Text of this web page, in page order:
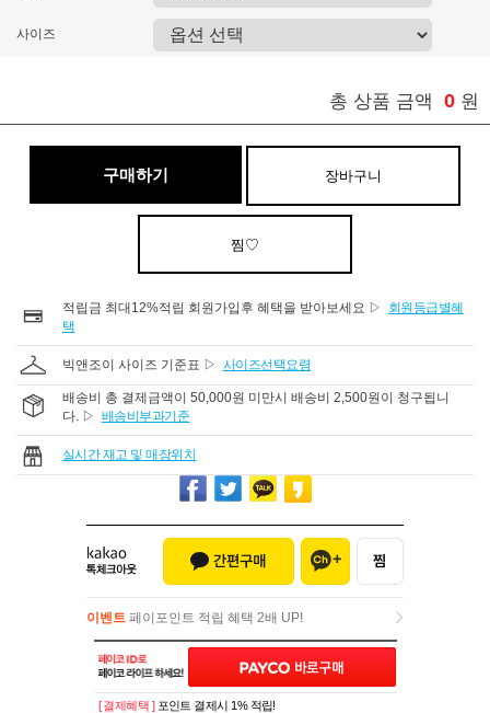
사이즈
총 상품 금액 0 원
구매하기 장바구니
찜♡
적립금 최대12%적립 회원가입후 혜택을 받아보세요 ▷
회원등급별혜
택
빅앤조이 사이즈 기준표 ▷ 사이즈선택요령
배송비 총 결제금액이 50,000원 미만시 배송비 2,500원이 청구됩니
다. ▷ 배송비부과기준
실시간 재고 및 매장위치
이벤트 페이포인트 적립 혜택 2배 UP!
이벤트페이포인트 적립 혜택 2배 UP!
[ 결제혜택 ] 포인트 결제시 1% 적립!